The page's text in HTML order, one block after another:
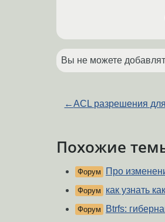
Вы не можете
←ACL разрешения
Похожие
Форум Про
Форум как узнать
Форум Btrfs: